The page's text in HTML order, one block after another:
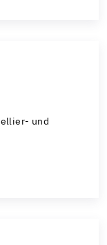
und